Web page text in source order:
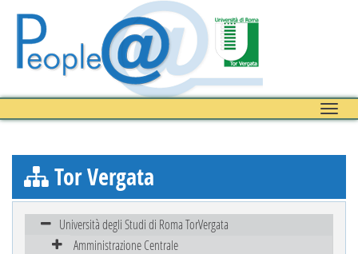
Toggle
Tor Vergata
Università degli Studi di Roma TorVergata
Amministrazione Centrale